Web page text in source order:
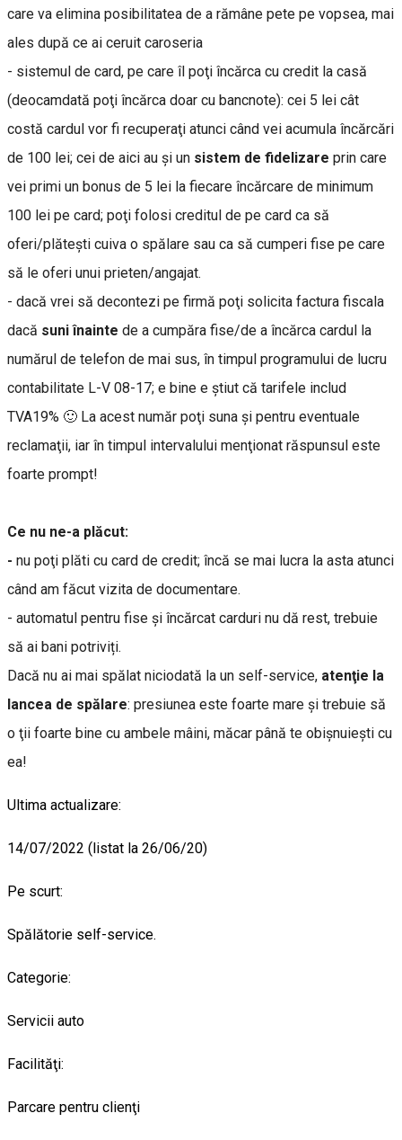
care va elimina posibilitatea de a rămâne pete pe vopsea, mai
ales după ce ai ceruit caroseria
- sistemul de card, pe care îl poţi încărca cu credit la casă
(deocamdată poţi încărca doar cu bancnote): cei 5 lei cât
costă cardul vor fi recuperaţi atunci când vei acumula încărcări
de 100 lei; cei de aici au şi un sistem de fidelizare prin care
vei primi un bonus de 5 lei la fiecare încărcare de minimum
100 lei pe card; poţi folosi creditul de pe card ca să
oferi/plăteşti cuiva o spălare sau ca să cumperi fise pe care
să le oferi unui prieten/angajat.
- dacă vrei să decontezi pe firmă poţi solicita factura fiscala
dacă suni înainte de a cumpăra fise/de a încărca cardul la
numărul de telefon de mai sus, în timpul programului de lucru
contabilitate L-V 08-17; e bine e ştiut că tarifele includ
TVA19% 🙂 La acest număr poţi suna şi pentru eventuale
reclamaţii, iar în timpul intervalului menţionat răspunsul este
foarte prompt!
Ce nu ne-a plăcut:
- nu poţi plăti cu card de credit; încă se mai lucra la asta atunci
când am făcut vizita de documentare.
- automatul pentru fise şi încărcat carduri nu dă rest, trebuie
să ai bani potriviți.
Dacă nu ai mai spălat niciodată la un self-service, atenţie la
lancea de spălare: presiunea este foarte mare şi trebuie să
o ţii foarte bine cu ambele mâini, măcar până te obişnuieşti cu
ea!
Ultima actualizare:
14/07/2022 (listat la 26/06/20)
Pe scurt:
Spălătorie self-service.
Categorie:
Servicii auto
Facilităţi:
Parcare pentru clienţi